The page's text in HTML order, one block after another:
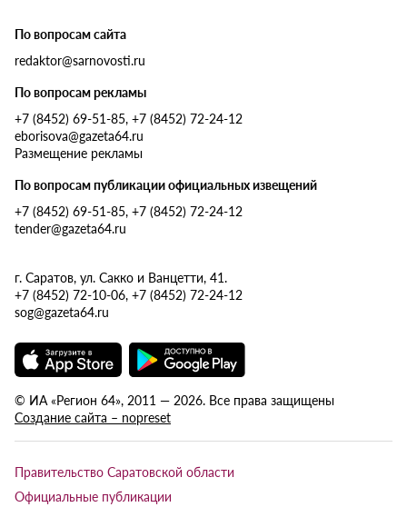
По вопросам сайта
redaktor@sarnovosti.ru
По вопросам рекламы
+7 (8452) 69-51-85, +7 (8452) 72-24-12
eborisova@gazeta64.ru
Размещение рекламы
По вопросам публикации официальных извещений
+7 (8452) 69-51-85, +7 (8452) 72-24-12
tender@gazeta64.ru
г. Саратов, ул. Сакко и Ванцетти, 41.
+7 (8452) 72-10-06, +7 (8452) 72-24-12
sog@gazeta64.ru
© ИА «Регион 64», 2011 — 2026. Все права защищены
Создание сайта – nopreset
Правительство Саратовской области
Официальные публикации